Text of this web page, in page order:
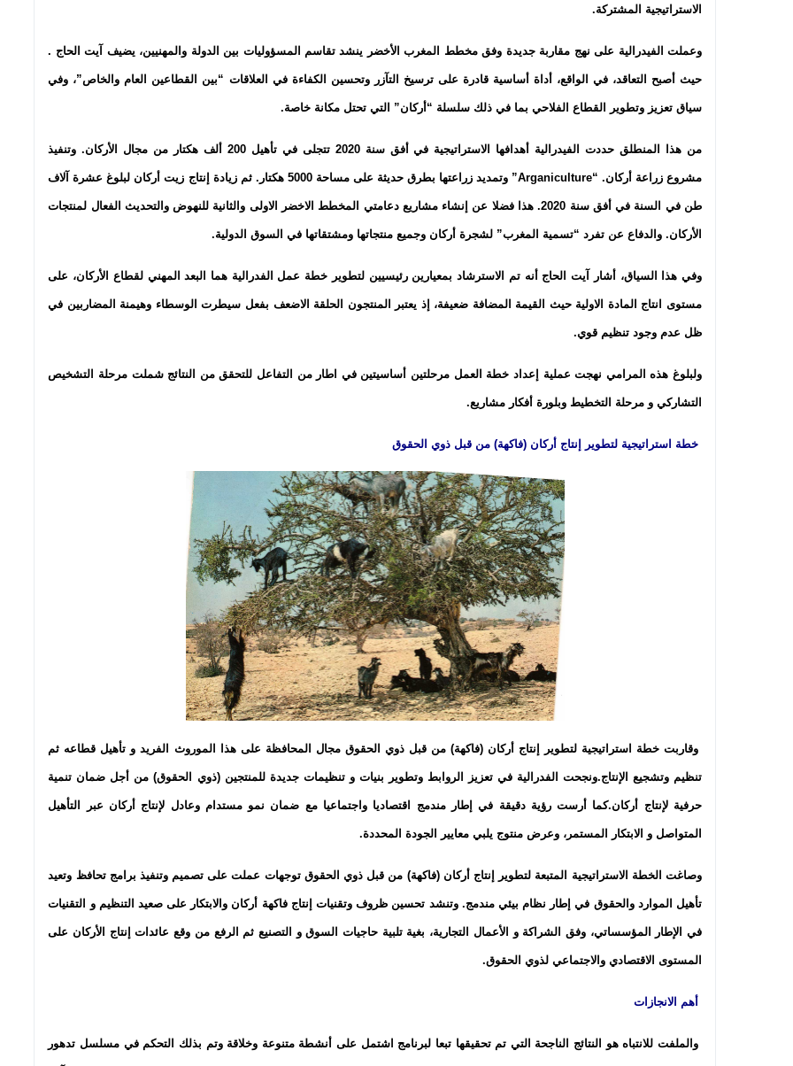
الاستراتيجية المشتركة.
وعملت الفيدرالية على نهج مقاربة جديدة وفق مخطط المغرب الأخضر ينشد تقاسم المسؤوليات بين الدولة والمهنيين، يضيف آيت الحاج .
حيث أصبح التعاقد، في الواقع، أداة أساسية قادرة على ترسيخ التآزر وتحسين الكفاءة في العلاقات “بين القطاعين العام والخاص”، وفي
سياق تعزيز وتطوير القطاع الفلاحي بما في ذلك سلسلة “أركان” التي تحتل مكانة خاصة.
من هذا المنطلق حددت الفيدرالية أهدافها الاستراتيجية في أفق سنة 2020 تتجلى في تأهيل 200 ألف هكتار من مجال الأركان. وتنفيذ
مشروع زراعة أركان. “Arganiculture” وتمديد زراعتها بطرق حديثة على مساحة 5000 هكتار. ثم زيادة إنتاج زيت أركان لبلوغ عشرة آلاف
طن في السنة في أفق سنة 2020. هذا فضلا عن إنشاء مشاريع دعامتي المخطط الاخضر الاولى والثانية للنهوض والتحديث الفعال لمنتجات
الأركان. والدفاع عن تفرد “تسمية المغرب” لشجرة أركان وجميع منتجاتها ومشتقاتها في السوق الدولية.
وفي هذا السياق، أشار آيت الحاج أنه تم الاسترشاد بمعيارين رئيسيين لتطوير خطة عمل الفدرالية هما البعد المهني لقطاع الأركان، على
مستوى انتاج المادة الاولية حيث القيمة المضافة ضعيفة، إذ يعتبر المنتجون الحلقة الاضعف بفعل سيطرت الوسطاء وهيمنة المضاربين في
ظل عدم وجود تنظيم قوي.
ولبلوغ هذه المرامي نهجت عملية إعداد خطة العمل مرحلتين أساسيتين في اطار من التفاعل للتحقق من النتائج شملت مرحلة التشخيص
التشاركي و مرحلة التخطيط وبلورة أفكار مشاريع.
خطة استراتيجية لتطوير إنتاج أركان (فاكهة) من قبل ذوي الحقوق
وقاربت خطة استراتيجية لتطوير إنتاج أركان (فاكهة) من قبل ذوي الحقوق مجال المحافظة على هذا الموروث الفريد و تأهيل قطاعه ثم
تنظيم وتشجيع الإنتاج.ونجحت الفدرالية في تعزيز الروابط وتطوير بنيات و تنظيمات جديدة للمنتجين (ذوي الحقوق) من أجل ضمان تنمية
حرفية لإنتاج أركان.كما أرست رؤية دقيقة في إطار مندمج اقتصاديا واجتماعيا مع ضمان نمو مستدام وعادل لإنتاج أركان عبر التأهيل
المتواصل و الابتكار المستمر، وعرض منتوج يلبي معايير الجودة المحددة.
وصاغت الخطة الاستراتيجية المتبعة لتطوير إنتاج أركان (فاكهة) من قبل ذوي الحقوق توجهات عملت على تصميم وتنفيذ برامج تحافظ وتعيد
تأهيل الموارد والحقوق في إطار نظام بيئي مندمج. وتنشد تحسين ظروف وتقنيات إنتاج فاكهة أركان والابتكار على صعيد التنظيم و التقنيات
في الإطار المؤسساتي، وفق الشراكة و الأعمال التجارية، بغية تلبية حاجيات السوق و التصنيع ثم الرفع من وقع عائدات إنتاج الأركان على
المستوى الاقتصادي والاجتماعي لذوي الحقوق.
أهم الانجازات
والملفت للانتباه هو النتائج الناجحة التي تم تحقيقها تبعا لبرنامج اشتمل على أنشطة متنوعة وخلاقة وتم بذلك التحكم في مسلسل تدهور